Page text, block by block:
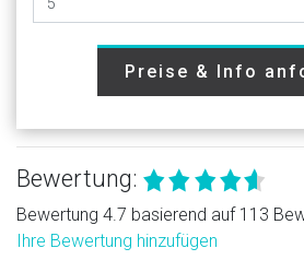
Preise & Info
Bewertung:
Bewertung 4.7 basierend auf 113
Ihre Bewertung hinzufügen